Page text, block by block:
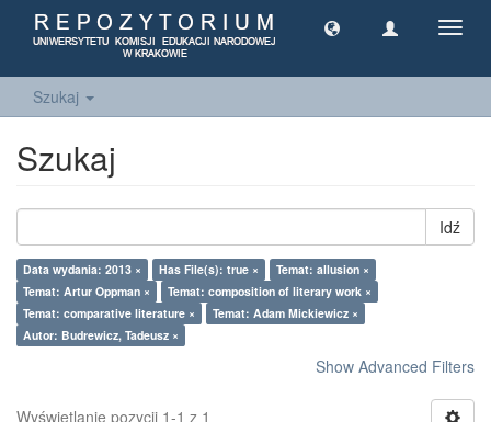
Szukaj
Szukaj
Idź
Data wydania: 2013 × Has File(s): true ×
Temat: allusion ×
Temat: Artur Oppman ×
Temat: composition of literary work ×
Temat: comparative literature ×
Temat: Adam Mickiewicz ×
Autor: Budrewicz, Tadeusz ×
Show Advanced Filters
Wyświetlanie pozycji 1-1 z 1